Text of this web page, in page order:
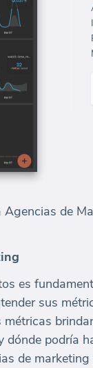
Agencias de
es
sus
podría
de